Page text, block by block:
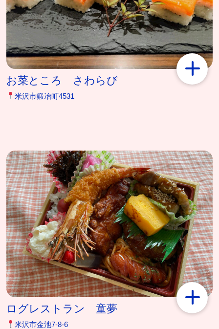
お菜ところ さわらび
米沢市鍛冶町4531
ログレストラン 童夢
米沢市金池7-8-6